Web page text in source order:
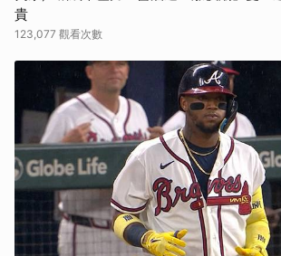
貴
123,077 觀看次數